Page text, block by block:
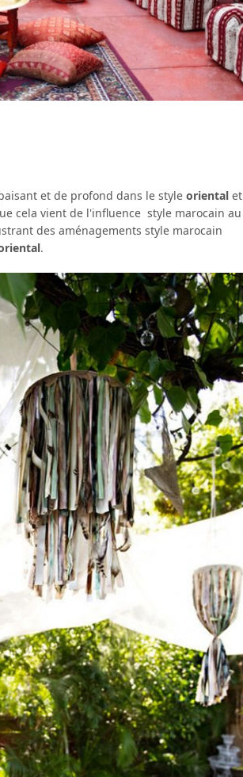
et de profond dans le style oriental et
cela vient de l'influence style marocain au
des aménagements style marocain
.